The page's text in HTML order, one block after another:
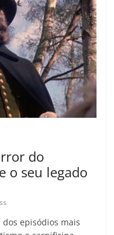
do
o seu legado
episódios mais